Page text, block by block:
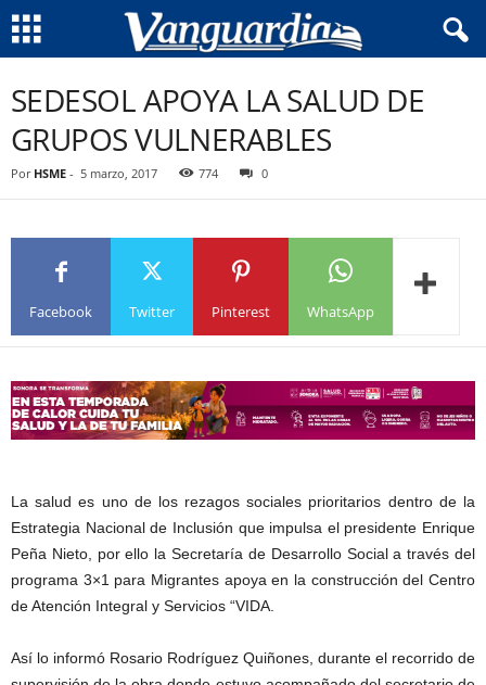
SEDESOL APOYA LA SALUD DE
GRUPOS VULNERABLES
Por HSME - 5 marzo, 2017 774 0
Facebook Twitter Pinterest WhatsApp
La salud es uno de los rezagos sociales prioritarios dentro de la
Estrategia Nacional de Inclusión que impulsa el presidente Enrique
Peña Nieto, por ello la Secretaría de Desarrollo Social a través del
programa 3×1 para Migrantes apoya en la construcción del Centro
de Atención Integral y Servicios “VIDA.
Así lo informó Rosario Rodríguez Quiñones, durante el recorrido de